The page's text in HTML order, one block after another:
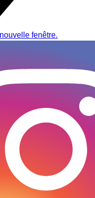
fenêtre.